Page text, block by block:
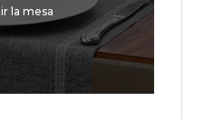
la mesa